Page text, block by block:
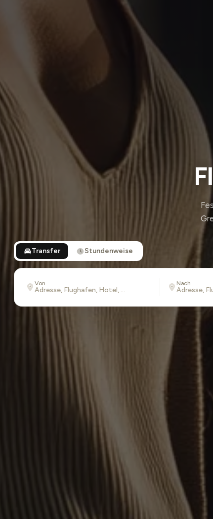
Transfer Stundenweise
Von Nach